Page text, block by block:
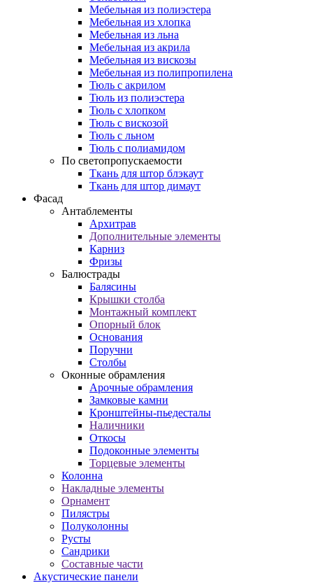
Мебельная из полиэстера
Мебельная из хлопка
Мебельная из льна
Мебельная из акрила
Мебельная из вискозы
Мебельная из полипропилена
Тюль с акрилом
Тюль из полиэстера
Тюль с хлопком
Тюль с вискозой
Тюль с льном
Тюль с полиамидом
По светопропускаемости
Ткань для штор блэкаут
Ткань для штор димаут
Фасад
Антаблементы
Архитрав
Дополнительные элементы
Карниз
Фризы
Балюстрады
Балясины
Крышки столба
Монтажный комплект
Опорный блок
Основания
Поручни
Столбы
Оконные обрамления
Арочные обрамления
Замковые камни
Кронштейны-пьедесталы
Наличники
Откосы
Подоконные элементы
Торцевые элементы
Колонна
Накладные элементы
Орнамент
Пилястры
Полуколонны
Русты
Сандрики
Составные части
Акустические панели